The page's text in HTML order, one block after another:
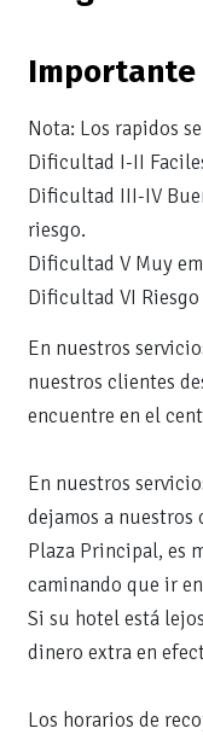
Importante
Nota: Los rapidos
Dificultad I-II
Dificultad III-IV
riesgo.
Dificultad V Muy
Dificultad VI
En nuestros
nuestros clientes
encuentre en el
En nuestros
dejamos a
Plaza Principal, es
caminando que ir
Si su hotel está
dinero extra en
Los horarios de